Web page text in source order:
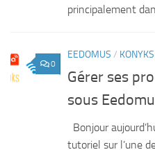
principalement
0
EEDOMUS / KONYKS
Gérer ses
sous
Bonjour
tutoriel sur l’une